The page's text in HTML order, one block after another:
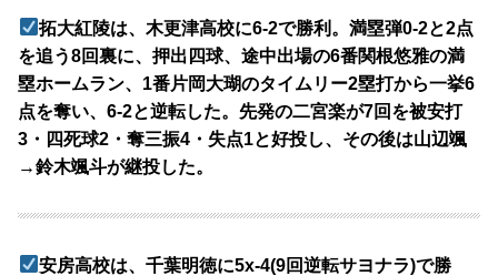
拓大紅陵は、木更津高校に6-2で勝利。満塁弾0-2と2点
を追う8回裏に、押出四球、途中出場の6番関根悠雅の満
塁ホームラン、1番片岡大瑚のタイムリー2塁打から一挙6
点を奪い、6-2と逆転した。先発の二宮楽が7回を被安打
3・四死球2・奪三振4・失点1と好投し、その後は山辺颯
→鈴木颯斗が継投した。
安房高校は、千葉明徳に5x-4(9回逆転サヨナラ)で勝